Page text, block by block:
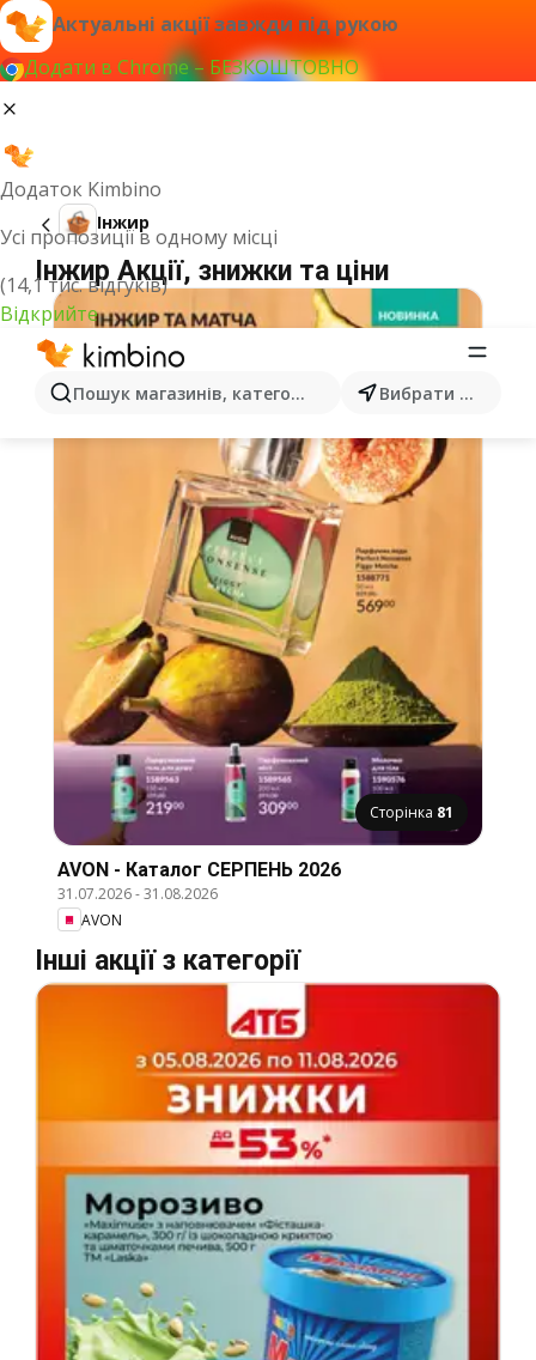
Актуальні акції завжди під рукою
Додати в Chrome – БЕЗКОШТОВНО
Додаток Kimbino
Усі пропозиції в одному місці
(14,1 тис. відгуків)
Відкрийте
Пошук магазинів, категорій, товарів... Вибрати місто
Інжир
Інжир Акції, знижки та ціни
Сторінка 81
AVON - Каталог СЕРПЕНЬ 2026
31.07.2026-31.08.2026
AVON
Інші акції з категорії